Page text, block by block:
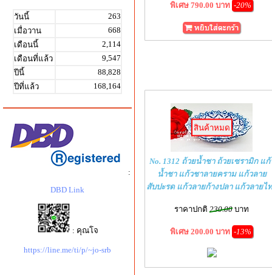
วันนี้
263
เมื่อวาน
668
เดือนนี้
2,114
เดือนที่แล้ว
9,547
ปีนี้
88,828
ปีที่แล้ว
168,164
:
DBD Link
: คุณโจ
https://line.me/ti/p/~jo-srb
พิเศษ 790.00 บาท -20%
สินค้าหมด
No. 1312 ถ้วยน้ำชา ถ้วยเซรามิก แก้
น้ำชา แก้วชาลายคราม แก้วลาย
สับปะรด แก้วลายก้างปลา แก้วลายไ
ราคาปกติ 230.00 บาท
พิเศษ 200.00 บาท -13%